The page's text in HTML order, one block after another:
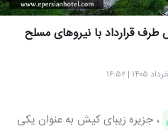
قرارداد با نیروهای مسلح
، جزیره زیبای کیش به عنوان یکی